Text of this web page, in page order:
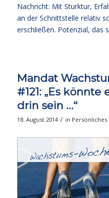
Nachricht: Mit Sturktur,
an der Schnittstelle relativ
erschließen. Potenzial, das
Mandat
#121: „Es könnte
drin sein …“
18. August 2014 / in Persönliches